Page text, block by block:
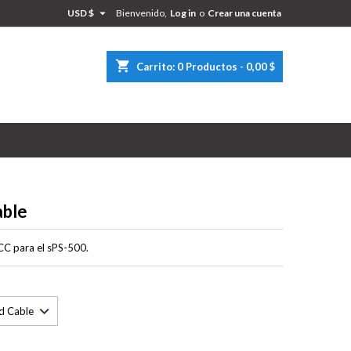
Bienvenido, Log in o Crear una cuenta
USD $ 
shopping_cart Carrito: 0 Productos - 0,00 $
para el sPS-500.